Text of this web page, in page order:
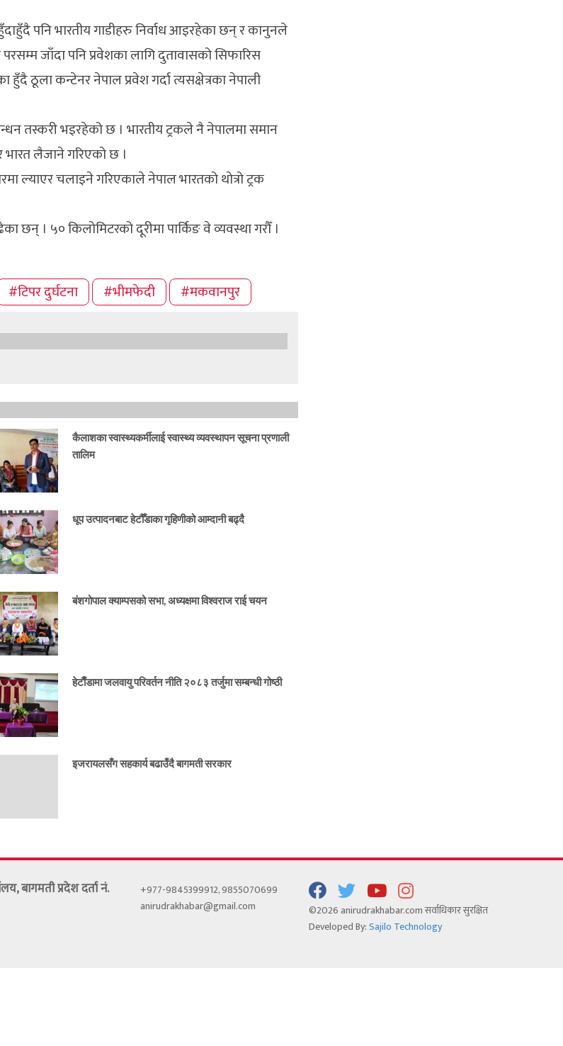
पनि भारतीय गाडीहरु निर्वाध आइरहेका छन् र कानुनले
जाँदा पनि प्रवेशका लागि दुतावासको सिफारिस
ठूला कन्टेनर नेपाल प्रवेश गर्दा त्यसक्षेत्रका नेपाली
तस्करी भइरहेको छ । भारतीय ट्रकले नै नेपालमा समान
लैजाने गरिएको छ ।
ल्याएर चलाइने गरिएकाले नेपाल भारतको थोत्रो ट्रक
छन् । ५० किलोमिटरको दूरीमा पार्किङ वे व्यवस्था गरौँ ।
#टिपर दुर्घटना #भीमफेदी #मकवानपुर
कैलाशका स्वास्थ्यकर्मीलाई स्वास्थ्य व्यवस्थापन सूचना प्रणाली
तालिम
धूप उत्पादनबाट हेटौँडाका गृहिणीको आम्दानी बढ्दै
बंशगोपाल क्याम्पसको सभा, अध्यक्षमा विश्वराज राई चयन
हेटाैँडामा जलवायु परिवर्तन नीति २०८३ तर्जुमा सम्बन्धी गोष्ठी
इजरायलसँग सहकार्य बढाउँदै बागमती सरकार
बागमती प्रदेश दर्ता नं.
+977-9845399912, 9855070699
anirudrakhabar@gmail.com
©2026 anirudrakhabar.com सर्वाधिकार सुरक्षित
Developed By:Sajilo Technology